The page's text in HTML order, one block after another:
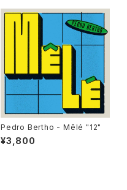
Pedro Bertho - Mêlé "12"
¥3,800